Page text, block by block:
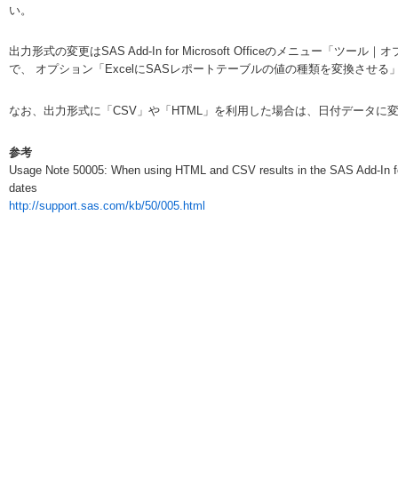
い。
出力形式の変更はSAS Add-In for Microsoft Officeのメニュー「ツール｜
で、 オプション「ExcelにSASレポートテーブルの値の種類を変換させる
なお、出力形式に「CSV」や「HTML」を利用した場合は、日付データに
参考
Usage Note 50005: When using HTML and CSV results in the SAS Add-
dates
http://support.sas.com/kb/50/005.html